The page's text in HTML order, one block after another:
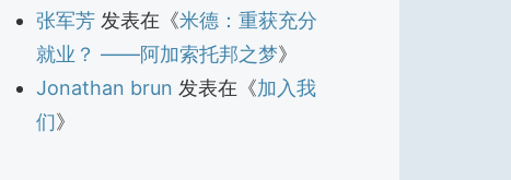
张军芳发表在《米德：重获充分
就业？ ——阿加索托邦之梦》
Jonathan brun 发表在《加入我
们》